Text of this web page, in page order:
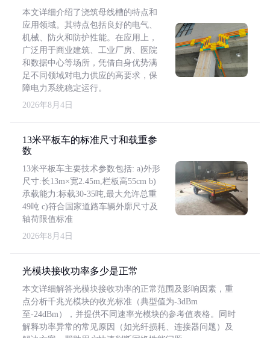
本文详细介绍了浇筑母线槽的特点和
应用领域。其特点包括良好的电气、
机械、防火和防护性能。在应用上，
广泛用于商业建筑、工业厂房、医院
和数据中心等场所，凭借自身优势满
足不同领域对电力供应的高要求，保
障电力系统稳定运行。
2026年8月4日
13米平板车的标准尺寸和载重参
数
13米平板车主要技术参数包括: a)外形
尺寸:长13m×宽2.45m,栏板高55cm b)
承载能力:标载30-35吨,最大允许总重
49吨 c)符合国家道路车辆外廓尺寸及
轴荷限值标准
2026年8月4日
光模块接收功率多少是正常
本文详细解答光模块接收功率的正常范围及影响因素，重
点分析千兆光模块的收光标准（典型值为-3dBm
至-24dBm），并提供不同速率光模块的参考值表格。同时
解释功率异常的常见原因（如光纤损耗、连接器问题）及